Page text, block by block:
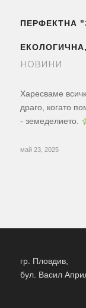
ПЕРФЕКТНА
НОВИНИ
Харесваме
драго, когато
- земеделието.
май 23, 2025
гр. Пловдив,
бул. Васил